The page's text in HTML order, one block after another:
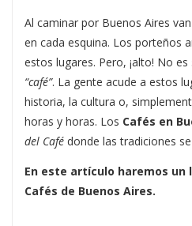
Al caminar por Buenos Aires
en cada esquina. Los porteños
estos lugares. Pero, ¡alto! No
“café”. La gente acude a estos
historia, la cultura o,
horas y horas. Los Cafés en
del Café donde las tradiciones
En este artículo haremos un
Cafés de Buenos Aires.